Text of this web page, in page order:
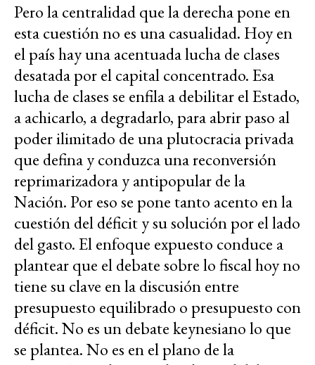
Pero la centralidad que la derecha pone en
esta cuestión no es una casualidad. Hoy en
el país hay una acentuada lucha de clases
desatada por el capital concentrado. Esa
lucha de clases se enfila a debilitar el Estado,
a achicarlo, a degradarlo, para abrir paso al
poder ilimitado de una plutocracia privada
que defina y conduzca una reconversión
reprimarizadora y antipopular de la
Nación. Por eso se pone tanto acento en la
cuestión del déficit y su solución por el lado
del gasto. El enfoque expuesto conduce a
plantear que el debate sobre lo fiscal hoy no
tiene su clave en la discusión entre
presupuesto equilibrado o presupuesto con
déficit. No es un debate keynesiano lo que
se plantea. No es en el plano de la